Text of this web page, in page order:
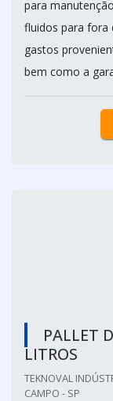
para
fluidos para fora
gastos
bem como a
PALLET
LITROS
TEKNOVAL
CAMPO - SP